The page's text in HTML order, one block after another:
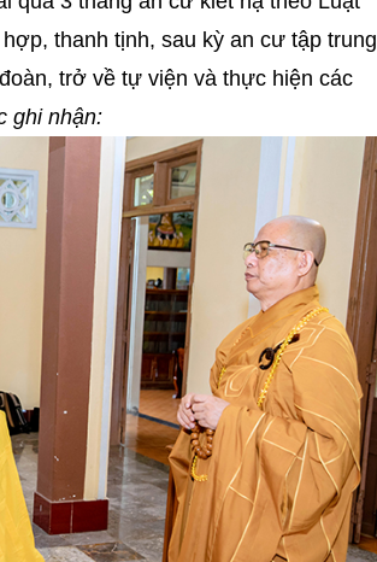
thanh tịnh, sau kỳ an cư tập trung
trở về tự viện và thực hiện các
ghi nhận: